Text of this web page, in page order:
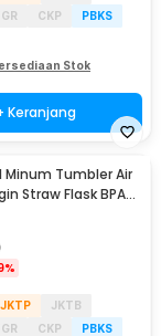
CKP
PBKS
Stok
Keranjang
Minum Tumbler Air
Straw Flask BPA
JKTP
JKTB
CKP
PBKS